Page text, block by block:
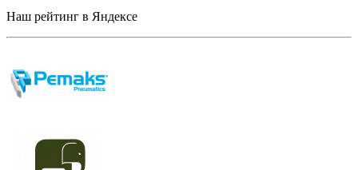
Наш рейтинг в Яндексе